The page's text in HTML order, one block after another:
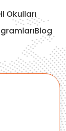
Okulları
Blog